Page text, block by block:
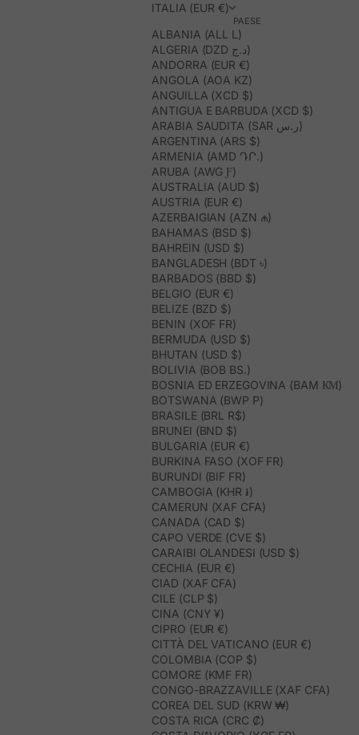
ITALIA (EUR €)
PAESE
ALBANIA (ALL L)
ALGERIA (DZD د.ج)
ANDORRA (EUR €)
ANGOLA (AOA KZ)
ANGUILLA (XCD $)
ANTIGUA E BARBUDA (XCD $)
ARABIA SAUDITA (SAR ر.س)
ARGENTINA (ARS $)
ARMENIA (AMD ԴՐ.)
ARUBA (AWG Ƒ)
AUSTRALIA (AUD $)
AUSTRIA (EUR €)
AZERBAIGIAN (AZN ₼)
BAHAMAS (BSD $)
BAHREIN (USD $)
BANGLADESH (BDT ৳)
BARBADOS (BBD $)
BELGIO (EUR €)
BELIZE (BZD $)
BENIN (XOF FR)
BERMUDA (USD $)
BHUTAN (USD $)
BOLIVIA (BOB BS.)
BOSNIA ED ERZEGOVINA (BAM КМ)
BOTSWANA (BWP P)
BRASILE (BRL R$)
BRUNEI (BND $)
BULGARIA (EUR €)
BURKINA FASO (XOF FR)
BURUNDI (BIF FR)
CAMBOGIA (KHR ៛)
CAMERUN (XAF CFA)
CANADA (CAD $)
CAPO VERDE (CVE $)
CARAIBI OLANDESI (USD $)
CECHIA (EUR €)
CIAD (XAF CFA)
CILE (CLP $)
CINA (CNY ¥)
CIPRO (EUR €)
CITTÀ DEL VATICANO (EUR €)
COLOMBIA (COP $)
COMORE (KMF FR)
CONGO-BRAZZAVILLE (XAF CFA)
COREA DEL SUD (KRW ₩)
COSTA RICA (CRC ₡)